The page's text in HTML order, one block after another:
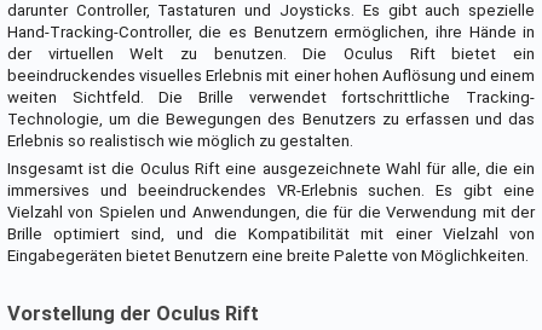
darunter Controller, Tastaturen und Joysticks. Es gibt auch spezielle
Hand-Tracking-Controller, die es Benutzern ermöglichen, ihre Hände in
der virtuellen Welt zu benutzen. Die Oculus Rift bietet ein
beeindruckendes visuelles Erlebnis mit einer hohen Auflösung und einem
weiten Sichtfeld. Die Brille verwendet fortschrittliche Tracking-
Technologie, um die Bewegungen des Benutzers zu erfassen und das
Erlebnis so realistisch wie möglich zu gestalten.
Insgesamt ist die Oculus Rift eine ausgezeichnete Wahl für alle, die ein
immersives und beeindruckendes VR-Erlebnis suchen. Es gibt eine
Vielzahl von Spielen und Anwendungen, die für die Verwendung mit der
Brille optimiert sind, und die Kompatibilität mit einer Vielzahl von
Eingabegeräten bietet Benutzern eine breite Palette von Möglichkeiten.
Vorstellung der Oculus Rift